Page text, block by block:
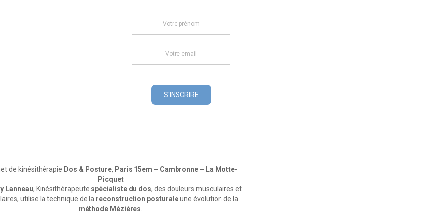
de kinésithérapie Dos & Posture, Paris 15em – Cambronne – La Motte-
Picquet
Lanneau, Kinésithérapeute spécialiste du dos, des douleurs musculaires et
utilise la technique de la reconstruction posturaleune évolution de la
méthode Mézières